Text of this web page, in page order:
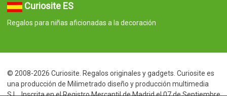
Curiosite ES
Regalos para niñas aficionadas a la decoración
© 2008-2026 Curiosite. Regalos originales y gadgets. Curiosite es
una producción de Milimetrado diseño y producción multimedia